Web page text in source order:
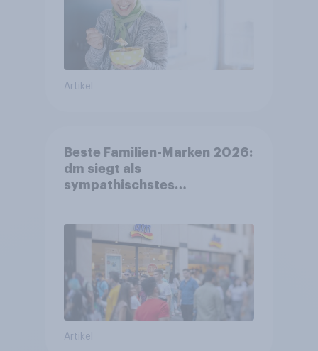
Artikel
Beste Familien-Marken 2026:
dm siegt als
sympathischstes
Artikel